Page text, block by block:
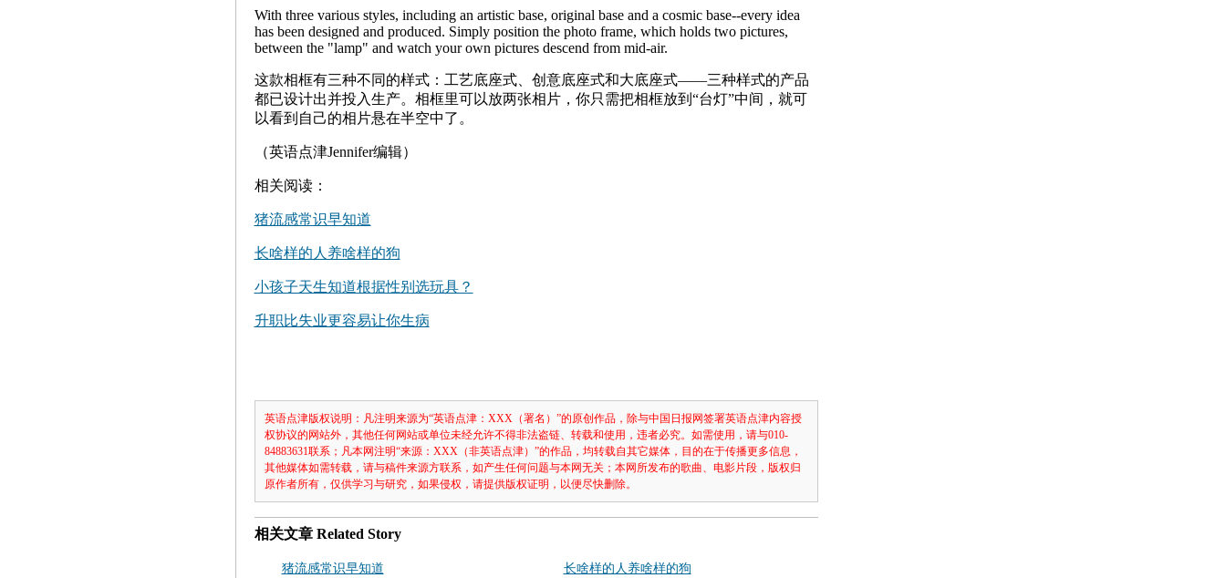
With three various styles, including an artistic base, original base and a cosmic base--every idea
has been designed and produced. Simply position the photo frame, which holds two pictures,
between the "lamp" and watch your own pictures descend from mid-air.
这款相框有三种不同的样式：工艺底座式、创意底座式和大底座式——三种样式的产品
都已设计出并投入生产。相框里可以放两张相片，你只需把相框放到“台灯”中间，就可
以看到自己的相片悬在半空中了。
（英语点津Jennifer编辑）
相关阅读：
猪流感常识早知道
长啥样的人养啥样的狗
小孩子天生知道根据性别选玩具？
升职比失业更容易让你生病
英语点津版权说明：凡注明来源为“英语点津：XXX（署名）”的原创作品，除与中国日报网签署英语点津内容授
权协议的网站外，其他任何网站或单位未经允许不得非法盗链、转载和使用，违者必究。如需使用，请与010-
84883631联系；凡本网注明“来源：XXX（非英语点津）”的作品，均转载自其它媒体，目的在于传播更多信息，
其他媒体如需转载，请与稿件来源方联系，如产生任何问题与本网无关；本网所发布的歌曲、电影片段，版权归
原作者所有，仅供学习与研究，如果侵权，请提供版权证明，以便尽快删除。
相关文章 Related Story
猪流感常识早知道 长啥样的人养啥样的狗